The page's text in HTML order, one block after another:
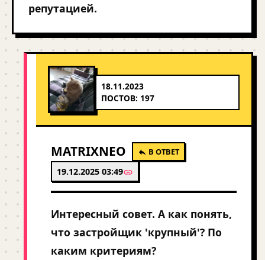
репутацией.
18.11.2023
ПОСТОВ: 197
MATRIXNEO В ОТВЕТ
19.12.2025 03:49
Интересный совет. А как понять,
что застройщик 'крупный'? По
каким критериям?